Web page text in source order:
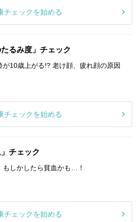
チェックを始める
るみ度」チェック
が10歳上がる!? 老け顔、疲れ顔の原因
チェックを始める
チェック
もしかしたら貧血かも…！
チェックを始める